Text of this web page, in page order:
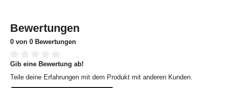
Bewertungen
0 von 0 Bewertungen
Durchschnittliche Bewertung von 0 von 5 Sternen
Gib eine Bewertung ab!
Teile deine Erfahrungen mit dem Produkt mit anderen Kunden.